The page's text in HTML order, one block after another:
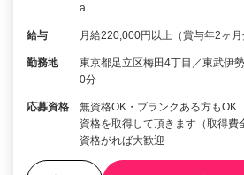
a…
給与 月給220,000円以上（賞与年2ヶ月
勤務地
東京都足立区梅田4丁目／東武伊
0分
応募資格
無資格OK・ブランクある方も
資格を取得して頂きます（取得
資格がれば大歓迎